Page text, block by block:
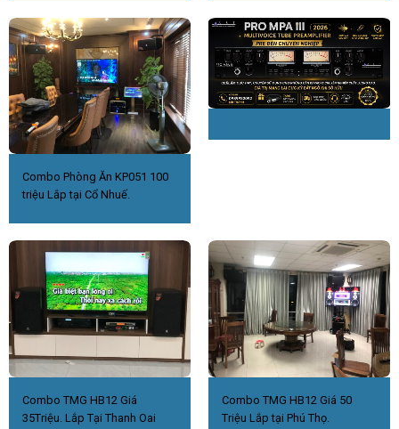
Combo Phòng Ăn KP051 100
triệu Lắp tại Cổ Nhuế.
Combo TMG HB12 Giá
35Triệu. Lắp Tại Thanh Oai
Combo TMG HB12 Giá 50
Triệu Lắp tại Phú Thọ.